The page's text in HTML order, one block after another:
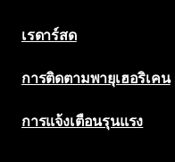
เรดาร์สด
การติดตามพายุเฮอริเคน
การแจ้งเตือนรุนแรง